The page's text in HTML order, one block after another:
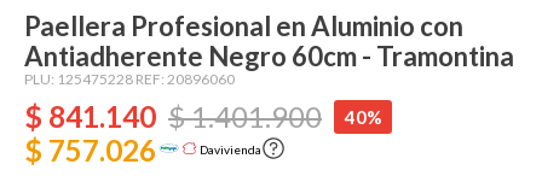
Paellera Profesional en Aluminio con
Antiadherente Negro 60cm - Tramontina
PLU: 125475228 REF: 20896060
$ 841.140 $1.401.900 40%
$ 757.026 Davivienda
Carters
Silla Mecedora Bebé
Cuna Colecho